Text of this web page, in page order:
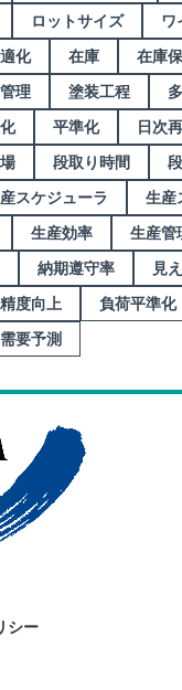
ロットサイズ
ワ
化 在庫
在庫
理 塗装工程
平準化 日次
段取り時間
スケジューラ
生産
生産効率 生産管
納期遵守率 見
度向上 負荷平準化
需要予測
シー